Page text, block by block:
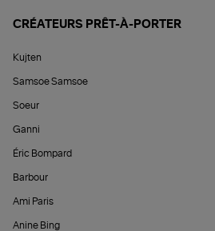
CRÉATEURS PRÊT-À-PORTER
Kujten
Samsoe Samsoe
Soeur
Ganni
Éric Bompard
Barbour
Ami Paris
Anine Bing